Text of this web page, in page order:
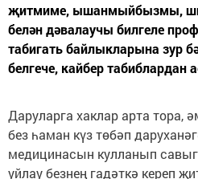
җитмиме, ышанмыйбызмы,
белән дәвалаучы билгеле
табигать байлыкларына зур
белгече, кайбер табиблардан
Даруларга хаклар арта тора,
без һаман күз төбәп
медицинасын кулланып
уйлау безнең гадәткә кереп